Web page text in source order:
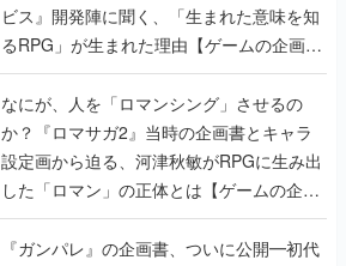
ビス』開発陣に聞く、「生まれた意味を知
るRPG」が生まれた理由【ゲームの企画
書】
なにが、人を「ロマンシング」させるの
か？『ロマサガ2』当時の企画書とキャラ
設定画から迫る、河津秋敏がRPGに生み出
した「ロマン」の正体とは【ゲームの企画
書】
『ガンパレ』の企画書、ついに公開━初代